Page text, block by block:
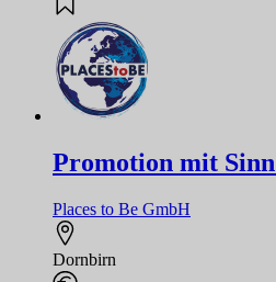
Promotion mit
Places to Be GmbH
Dornbirn